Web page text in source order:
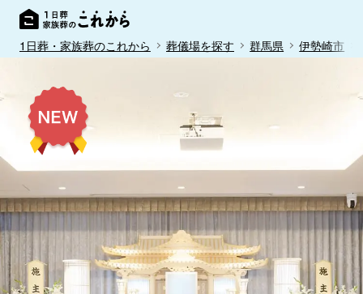
1日葬・家族葬のこれから 葬儀場を探す 群馬県 伊勢崎市